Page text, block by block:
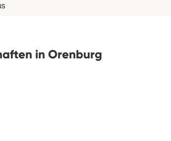
in Orenburg